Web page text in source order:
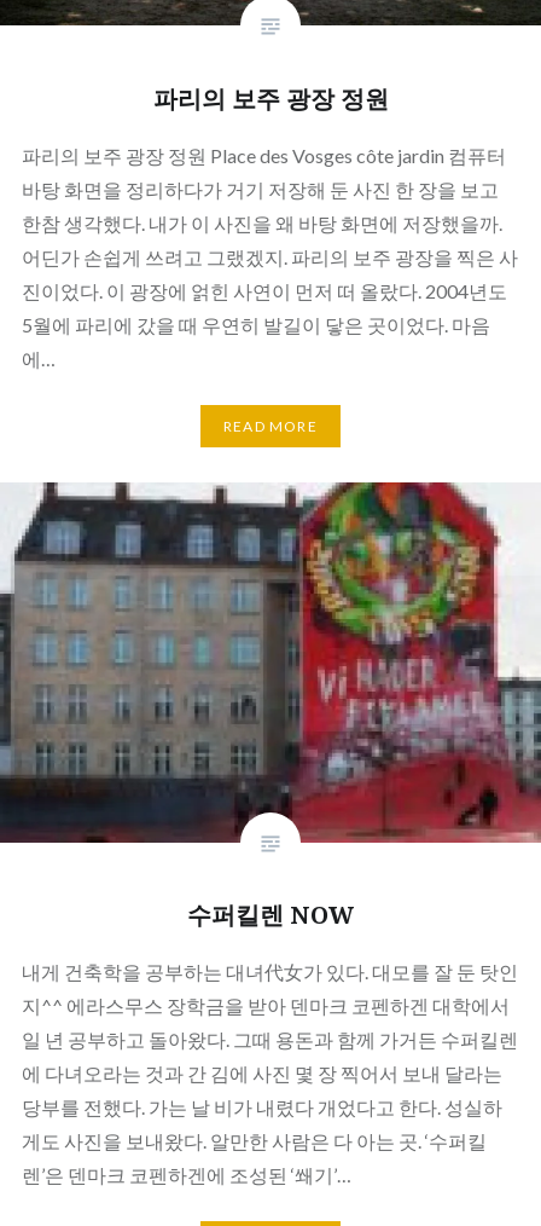
파리의 보주 광장 정원
파리의 보주 광장 정원 Place des Vosges côte jardin 컴퓨터
바탕 화면을 정리하다가 거기 저장해 둔 사진 한 장을 보고
한참 생각했다. 내가 이 사진을 왜 바탕 화면에 저장했을까.
어딘가 손쉽게 쓰려고 그랬겠지. 파리의 보주 광장을 찍은 사
진이었다. 이 광장에 얽힌 사연이 먼저 떠 올랐다. 2004년도
5월에 파리에 갔을 때 우연히 발길이 닿은 곳이었다. 마음
에…
READ MORE
수퍼킬렌 NOW
내게 건축학을 공부하는 대녀代女가 있다. 대모를 잘 둔 탓인
지^^ 에라스무스 장학금을 받아 덴마크 코펜하겐 대학에서
일 년 공부하고 돌아왔다. 그때 용돈과 함께 가거든 수퍼킬렌
에 다녀오라는 것과 간 김에 사진 몇 장 찍어서 보내 달라는
당부를 전했다. 가는 날 비가 내렸다 개었다고 한다. 성실하
게도 사진을 보내왔다. 알만한 사람은 다 아는 곳. ‘수퍼킬
렌’은 덴마크 코펜하겐에 조성된 ‘쐐기’…